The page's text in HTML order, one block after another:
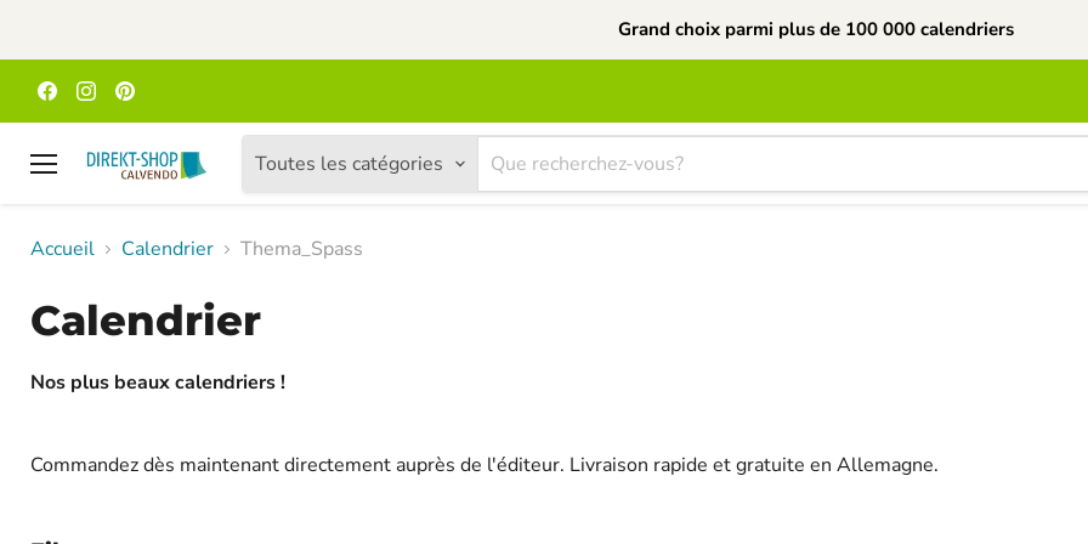
Grand choix parmi plus de 100 000 calendriers
Trouvez-
nous
sur
Trouvez-
nous
sur sur
Toutes les catégories
Accueil Calendrier Thema_Spass
Calendrier
Nos plus beaux calendriers !
Commandez dès maintenant directement auprès de l'éditeur. Livraison rapide et gratuite en Allemagne.